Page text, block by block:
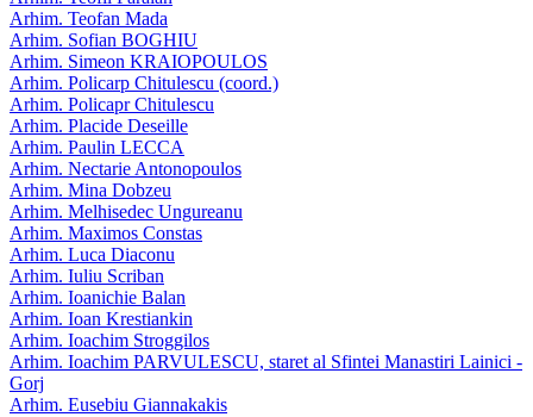
Arhim. Teofan Mada
Arhim. Sofian BOGHIU
Arhim. Simeon KRAIOPOULOS
Arhim. Policarp Chitulescu (coord.)
Arhim. Policapr Chitulescu
Arhim. Placide Deseille
Arhim. Paulin LECCA
Arhim. Nectarie Antonopoulos
Arhim. Mina Dobzeu
Arhim. Melhisedec Ungureanu
Arhim. Maximos Constas
Arhim. Luca Diaconu
Arhim. Iuliu Scriban
Arhim. Ioanichie Balan
Arhim. Ioan Krestiankin
Arhim. Ioachim Stroggilos
Arhim. Ioachim PARVULESCU, staret al Sfintei Manastiri Lainici -
Gorj
Arhim. Eusebiu Giannakakis